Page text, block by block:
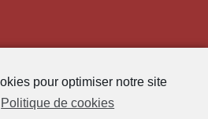
pour optimiser notre site
Politique de cookies